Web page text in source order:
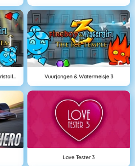
Vuurjongen & Watermeisje 4: Kristallen Tempel Vuurjongen & Watermeisje 3
Love Tester 3